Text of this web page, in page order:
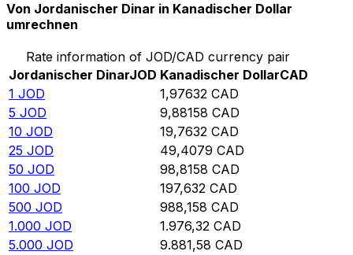
Von Jordanischer Dinar in Kanadischer Dollar
umrechnen
Rate information of JOD/CAD currency pair
Jordanischer DinarJOD Kanadischer DollarCAD
1 JOD 1,97632 CAD
5 JOD 9,88158 CAD
10 JOD 19,7632 CAD
25 JOD 49,4079 CAD
50 JOD 98,8158 CAD
100 JOD 197,632 CAD
500 JOD 988,158 CAD
1.000 JOD 1.976,32 CAD
5.000 JOD 9.881,58 CAD